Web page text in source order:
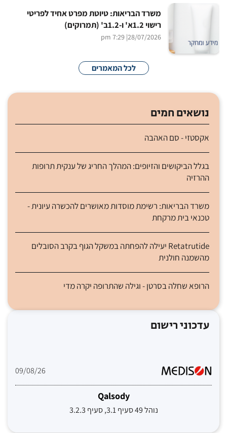
משרד הבריאות: טיוטת מפרט אחיד לפריטי
רישוי 1.2א' ו-1.2ב' (תמרוקים)
28/07/2026
| 7:29 pm
לכל המאמרים
נושאים חמים
אקסטזי - סם האהבה
בגלל הביקושים והזיופים: המהלך החריג של ענקית תרופות
ההרזיה
משרד הבריאות: רשימת מוסדות מאושרים להכשרה עיונית -
טכנאי בית מרקחת
Retatrutide יעילה להפחתה במשקל הגוף בקרב הסובלים
מהשמנה חולנית
הרופא שחלה בסרטן - וגילה שהתרופה יקרה מדי
עדכוני רישום
09/08/26
Qalsody
נוהל 49 סעיף 3.1, סעיף 3.2.3